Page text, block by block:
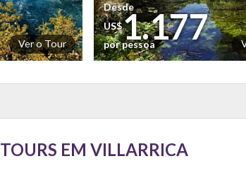
Ver o Tour
Desde
US$1.177
por pessoa
TOURS EM VILLARRICA